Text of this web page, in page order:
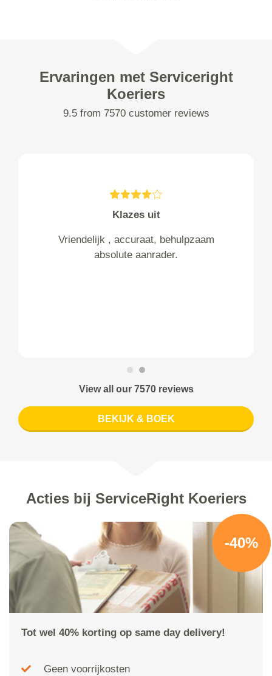
Ervaringen met Serviceright
Koeriers
9.5 from 7570 customer reviews
Klazes uit
Vriendelijk , accuraat, behulpzaam
absolute aanrader.
View all our 7570 reviews
BEKIJK & BOEK
Acties bij ServiceRight Koeriers
-40%
Tot wel 40% korting op same day delivery!
Geen voorrijkosten